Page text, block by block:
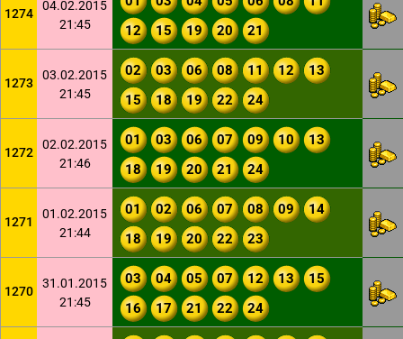
1274
04.02.2015
21:45
12
15 19 20 21
1273
03.02.2015
21:45
02 03 06 08 11 12
13
15
18 19 22 24
1272
02.02.2015
21:46
01 03 06 07 09 10
13
18
19 20 21 24
1271
01.02.2015
21:44
01 02 06 07 08 09
14
18
19 20 22 23
1270
31.01.2015
21:45
03 04 05 07 12 13
15
16
17 21 22 24